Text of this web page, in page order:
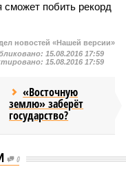
сможет побить рекорд
новостей «Нашей версии»
15.08.2016 17:59
15.08.2016 17:59
«Восточную
землю» заберёт
государство?
0